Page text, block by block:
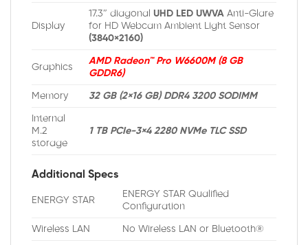
Display
17.3″ diagonalUHD LED UWVA Anti-Glare
for HD Webcam Ambient Light Sensor
(3840×2160)
Graphics
AMD Radeon™ Pro W6600M (8 GB
GDDR6)
Memory 32 GB (2×16 GB) DDR4 3200 SODIMM
Internal
M.2
storage
1 TB PCIe-3×4 2280 NVMe TLC SSD
Additional Specs
ENERGY STAR
ENERGY STAR Qualified
Configuration
Wireless LAN No Wireless LAN or Bluetooth®